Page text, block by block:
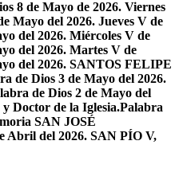
8 de Mayo de 2026. Viernes
Mayo del 2026. Jueves V de
del 2026. Miércoles V de
del 2026. Martes V de
del 2026. SANTOS FELIPE
de Dios 3 de Mayo del 2026.
de Dios 2 de Mayo del
Doctor de la Iglesia.Palabra
SAN JOSÉ
Abril del 2026. SAN PÍO V,